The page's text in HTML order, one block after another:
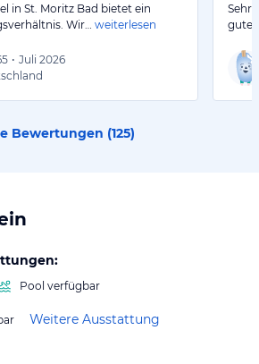
in St. Moritz Bad bietet ein
Wir…
weiterlesen
• Juli 2026
Sehr
Bewertungen (125)
Pool verfügbar
Weitere Ausstattung